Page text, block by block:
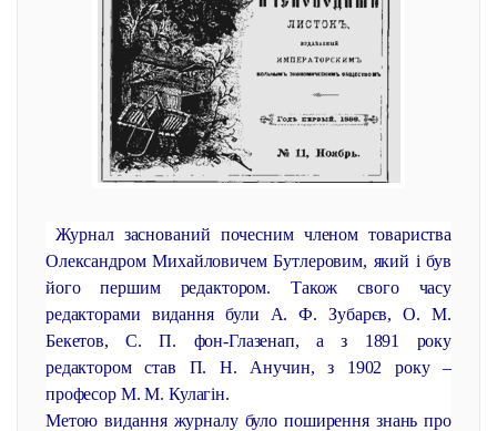
Журнал заснований почесним членом товариства
Олександром Михайловичем Бутлеровим, який і був
його першим редактором. Також свого часу
редакторами видання були А. Ф. Зубарєв, О. М.
Бекетов, С. П. фон-Глазенап, а з 1891 року
редактором став П. Н. Анучин, з 1902 року –
професор М. М. Кулагін.
Метою видання журналу було поширення знань про